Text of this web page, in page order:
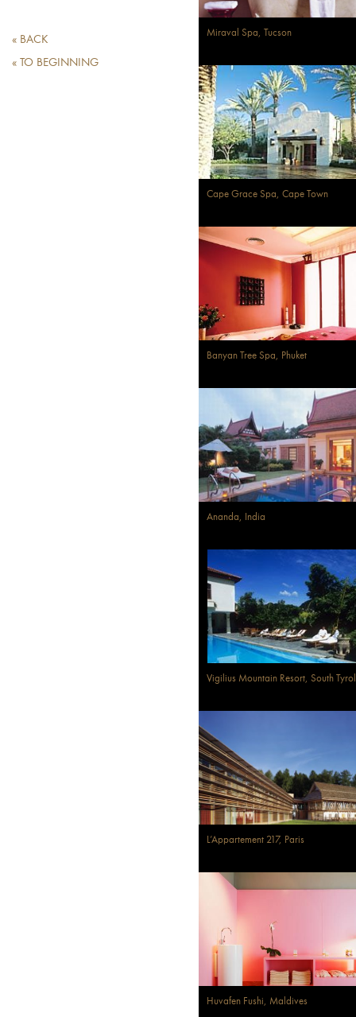
« BACK
« TO BEGINNING
Miraval Spa, Tucson
Cape Grace Spa, Cape Town
Banyan Tree Spa, Phuket
Ananda, India
Vigilius Mountain Resort, South Tyrol
L’Appartement 217, Paris
Huvafen Fushi, Maldives